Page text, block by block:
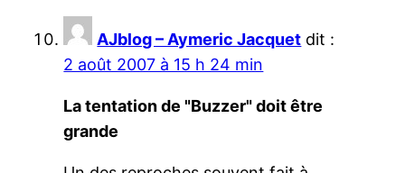
AJblog – Aymeric Jacquet dit :
2 août 2007 à 15 h 24 min
La tentation de "Buzzer" doit être
grande